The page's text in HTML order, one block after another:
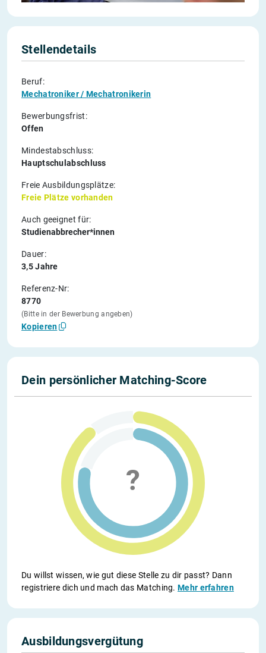
Stellendetails
Beruf:
Mechatroniker / Mechatronikerin
Bewerbungsfrist:
Offen
Mindestabschluss:
Hauptschulabschluss
Freie Ausbildungsplätze:
Freie Plätze vorhanden
Auch geeignet für:
Studienabbrecher*innen
Dauer:
3,5 Jahre
Referenz-Nr:
8770
(Bitte in der Bewerbung angeben)
Kopieren
Dein persönlicher Matching-Score
Du willst wissen, wie gut diese Stelle zu dir passt? Dann
registriere dich und mach das Matching.Mehr erfahren
Ausbildungsvergütung